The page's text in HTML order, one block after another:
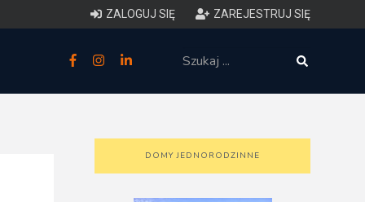
ZALOGUJ SIĘ ZAREJESTRUJ SIĘ
DOMY JEDNORODZINNE